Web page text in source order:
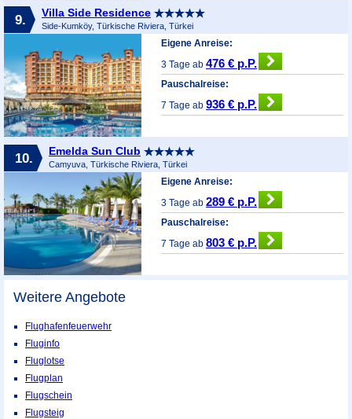
9. Villa Side Residence
Side-Kumköy, Türkische Riviera, Türkei
Eigene Anreise:
3 Tage ab476 € p.P.
Pauschalreise:
7 Tage ab936 € p.P.
10. Emelda Sun Club
Camyuva, Türkische Riviera, Türkei
Eigene Anreise:
3 Tage ab289 € p.P.
Pauschalreise:
7 Tage ab803 € p.P.
Weitere Angebote
Flughafenfeuerwehr
Fluginfo
Fluglotse
Flugplan
Flugschein
Flugsteig